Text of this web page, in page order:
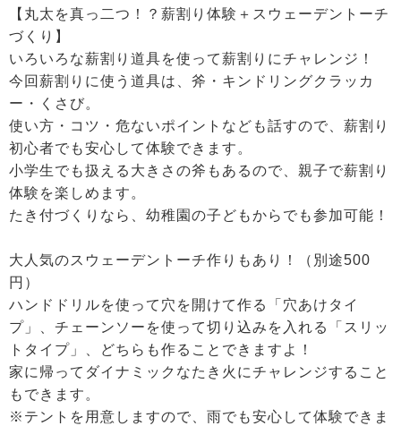
【丸太を真っ二つ！？薪割り体験＋スウェーデントーチ
づくり】
いろいろな薪割り道具を使って薪割りにチャレンジ！
今回薪割りに使う道具は、斧・キンドリングクラッカ
ー・くさび。
使い方・コツ・危ないポイントなども話すので、薪割り
初心者でも安心して体験できます。
小学生でも扱える大きさの斧もあるので、親子で薪割り
体験を楽しめます。
たき付づくりなら、幼稚園の子どもからでも参加可能！
大人気のスウェーデントーチ作りもあり！（別途500
円）
ハンドドリルを使って穴を開けて作る「穴あけタイ
プ」、チェーンソーを使って切り込みを入れる「スリッ
トタイプ」、どちらも作ることできますよ！
家に帰ってダイナミックなたき火にチャレンジすること
もできます。
※テントを用意しますので、雨でも安心して体験できま